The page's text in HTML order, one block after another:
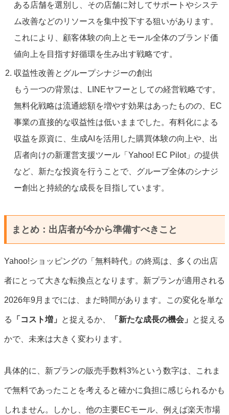
ある店舗を選別し、その店舗に対してサポートやシステ
ム改善などのリソースを集中投下する狙いがあります。
これにより、顧客体験の向上とモール全体のブランド価
値向上を目指す好循環を生み出す戦略です。
収益性改善とグループシナジーの創出
もう一つの背景は、LINEヤフーとしての経営戦略です。
無料化戦略は流通総額を増やす効果はあったものの、EC
事業の直接的な収益性は低いままでした。有料化による
収益を原資に、生成AIを活用した購買体験の向上や、出
店者向けの新運営支援ツール「Yahoo! EC Pilot」の提供
など、新たな投資を行うことで、グループ全体のシナジ
ー創出と持続的な成長を目指しています。
まとめ：出店者が今から準備すべきこと
Yahoo!ショッピングの「無料時代」の終焉は、多くの出店
者にとって大きな転換点となります。新プランが適用される
2026年9月までには、まだ時間があります。この変化を単な
る 「コスト増」 と捉えるか、 「新たな成長の機会」 と捉える
かで、未来は大きく変わります。
具体的に、新プランの販売手数料3%という数字は、これま
で無料であったことを考えると確かに負担に感じられるかも
しれません。しかし、他の主要ECモール、例えば楽天市場